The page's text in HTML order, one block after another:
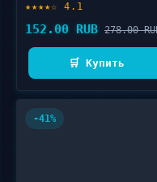
★★★★☆ 4.1
152.00 RUB 278.00
🛒 Купить
-41%